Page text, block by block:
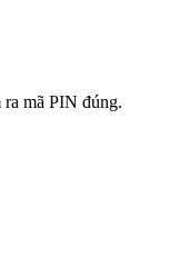
ra mã PIN đúng.